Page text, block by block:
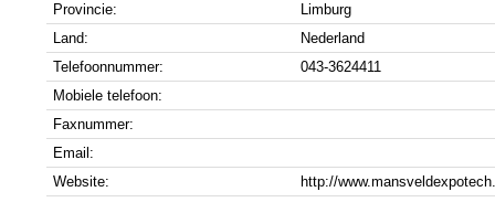
Provincie:
Limburg
Land:
Nederland
Telefoonnummer:
043-3624411
Mobiele telefoon:
Faxnummer:
Email:
Website:
http://